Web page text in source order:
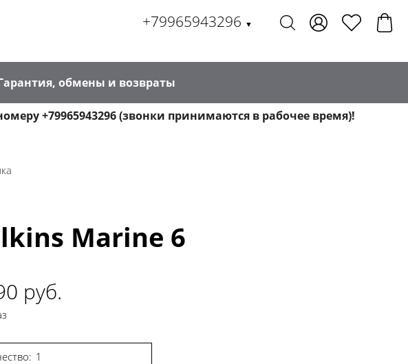
+79965943296 ▼
обмены и возвраты
+79965943296 (звонки принимаются в рабочее время)!
Marine 6
руб.